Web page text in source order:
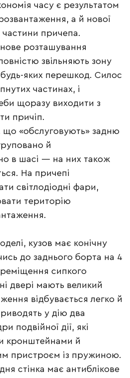
часу є результатом
а й нової
частини причепа.
розташування
звільняють зону
яких перешкод. Силос
частинах, і
щоразу виходити з
причіп.
що «обслуговують» задню
й
в шасі — на них також
На причепі
світлодіодні фари,
територію
кузов має конічну
до заднього борта на 4
сипкого
двері мають великий
відбувається легко й
у дію два
подвійної дії, які
кронштейнами й
пристроєм із пружиною.
стінка має антиблікове